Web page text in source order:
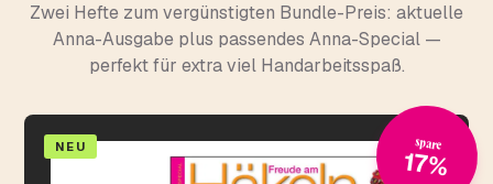
Zwei Hefte zum vergünstigten Bundle-Preis: aktuelle
Anna-Ausgabe plus passendes Anna-Special —
perfekt für extra viel Handarbeitsspaß.
NEU spare
17%